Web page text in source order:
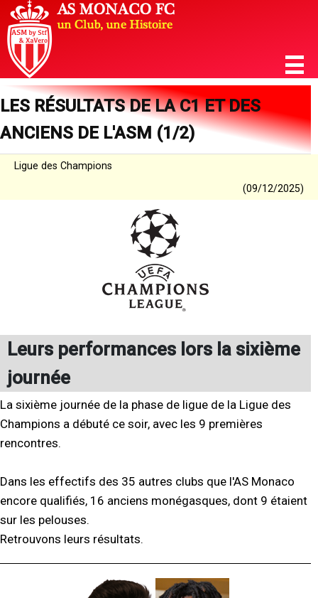
LES RÉSULTATS DE LA C1 ET DES
ANCIENS DE L'ASM (1/2)
Ligue des Champions
(09/12/2025)
Leurs performances lors la sixième
journée
La sixième journée de la phase de ligue de la Ligue des
Champions a débuté ce soir, avec les 9 premières
rencontres.
Dans les effectifs des 35 autres clubs que l'AS Monaco
encore qualifiés, 16 anciens monégasques, dont 9 étaient
sur les pelouses.
Retrouvons leurs résultats.